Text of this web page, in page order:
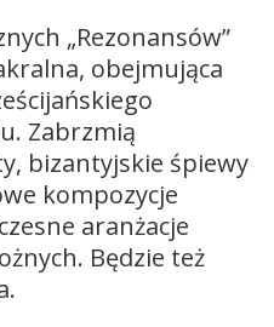
„Rezonansów”
obejmująca
Zabrzmią
bizantyjskie śpiewy
kompozycje
aranżacje
Będzie też